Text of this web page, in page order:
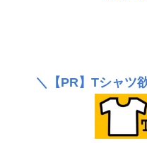
＼ 【PR】 Tシャツ